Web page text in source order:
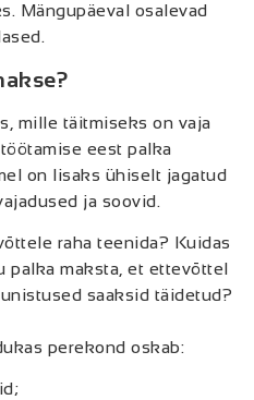
Mängupäeval osalevad
mille täitmiseks on vaja
eest palka
on lisaks ühiselt jagatud
ja soovid.
raha teenida? Kuidas
palka maksta, et ettevõttel
saaksid täidetud?
perekond oskab: